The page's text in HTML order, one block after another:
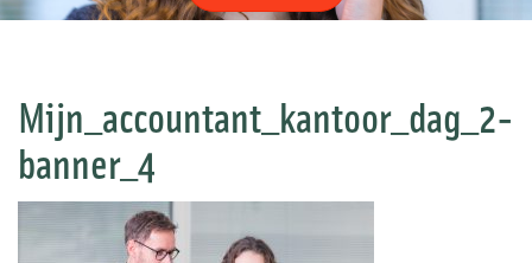
Mijn_accountant_kantoor_dag_2-
banner_4